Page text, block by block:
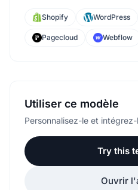
Shopify WordPress
Pagecloud Webflow
Utiliser ce modèle
Personnalisez-le et
Try this
Ouvrir